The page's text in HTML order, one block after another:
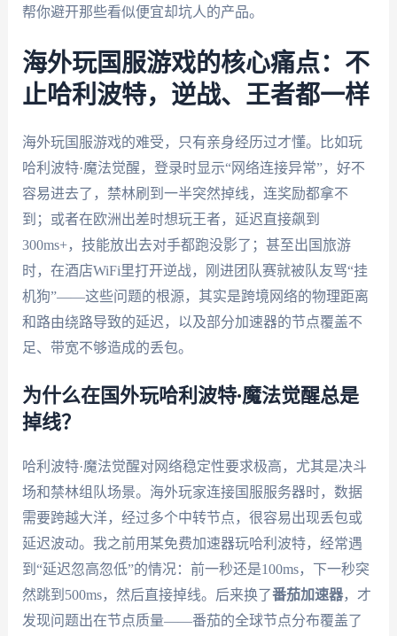
帮你避开那些看似便宜却坑人的产品。
海外玩国服游戏的核心痛点：不
止哈利波特，逆战、王者都一样
海外玩国服游戏的难受，只有亲身经历过才懂。比如玩
哈利波特·魔法觉醒，登录时显示“网络连接异常”，好不
容易进去了，禁林刷到一半突然掉线，连奖励都拿不
到；或者在欧洲出差时想玩王者，延迟直接飙到
300ms+，技能放出去对手都跑没影了；甚至出国旅游
时，在酒店WiFi里打开逆战，刚进团队赛就被队友骂“挂
机狗”——这些问题的根源，其实是跨境网络的物理距离
和路由绕路导致的延迟，以及部分加速器的节点覆盖不
足、带宽不够造成的丢包。
为什么在国外玩哈利波特·魔法觉醒总是
掉线？
哈利波特·魔法觉醒对网络稳定性要求极高，尤其是决斗
场和禁林组队场景。海外玩家连接国服服务器时，数据
需要跨越大洋，经过多个中转节点，很容易出现丢包或
延迟波动。我之前用某免费加速器玩哈利波特，经常遇
到“延迟忽高忽低”的情况：前一秒还是100ms，下一秒突
然跳到500ms，然后直接掉线。后来换了番茄加速器，才
发现问题出在节点质量——番茄的全球节点分布覆盖了